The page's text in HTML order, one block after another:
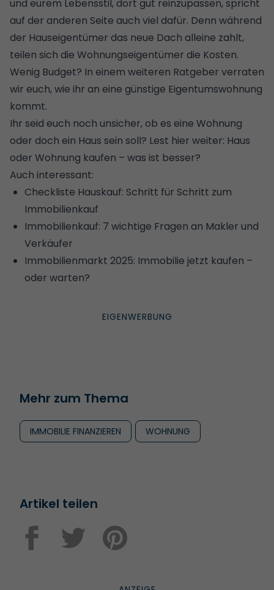
und eurem Lebensstil, dort gut reinzupassen, spricht
auf der anderen Seite auch viel dafür. Denn während
der Hauseigentümer das neue Dach alleine zahlt,
teilen sich die Wohnungseigentümer die Kosten.
Wenig Budget? In einem weiteren Ratgeber verraten
wir euch,wie ihr an eine günstige Eigentumswohnung
kommt.
Ihr seid euch noch unsicher, ob es eine Wohnung
oder doch ein Haus sein soll? Lest hier weiter: Haus
oder Wohnung kaufen – was ist besser?
Auch interessant:
Checkliste Hauskauf: Schritt für Schritt zum
Immobilienkauf
Immobilienkauf: 7 wichtige Fragen an Makler und
Verkäufer
Immobilienmarkt 2025: Immobilie jetzt kaufen –
oder warten?
Mehr zum Thema
IMMOBILIE FINANZIEREN WOHNUNG
Artikel teilen